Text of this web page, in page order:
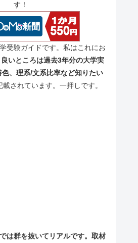
す！
受験ガイドです。私はこれにお
良いところは過去3年分の大学実
、理系/文系比率など知りたい
載されています。一押しです。
は群を抜いてリアルです。取材